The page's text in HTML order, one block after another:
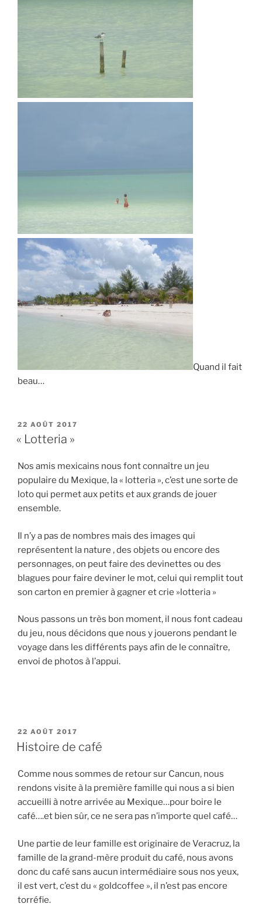
Quand il fait
beau…
PUBLIÉ
LE
22 AOÛT 2017
« Lotteria »
Nos amis mexicains nous font connaître un jeu
populaire du Mexique, la « lotteria », c’est une sorte de
loto qui permet aux petits et aux grands de jouer
ensemble.
Il n’y a pas de nombres mais des images qui
représentent la nature , des objets ou encore des
personnages, on peut faire des devinettes ou des
blagues pour faire deviner le mot, celui qui remplit tout
son carton en premier à gagner et crie »lotteria »
Nous passons un très bon moment, il nous font cadeau
du jeu, nous décidons que nous y jouerons pendant le
voyage dans les différents pays afin de le connaître,
envoi de photos à l’appui.
PUBLIÉ
LE
22 AOÛT 2017
Histoire de café
Comme nous sommes de retour sur Cancun, nous
rendons visite à la première famille qui nous a si bien
accueilli à notre arrivée au Mexique…pour boire le
café….et bien sûr, ce ne sera pas n’importe quel café…
Une partie de leur famille est originaire de Veracruz, la
famille de la grand-mère produit du café, nous avons
donc du café sans aucun intermédiaire sous nos yeux,
il est vert, c’est du « goldcoffee », il n’est pas encore
torréfie.